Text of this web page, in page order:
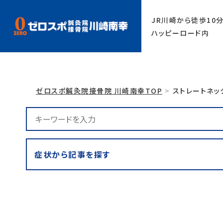
JR川崎から徒歩10
ハッピーロード内
ゼロスポ鍼灸院接骨院 川崎南幸TOP ストレートネッ
症状から記事を探す